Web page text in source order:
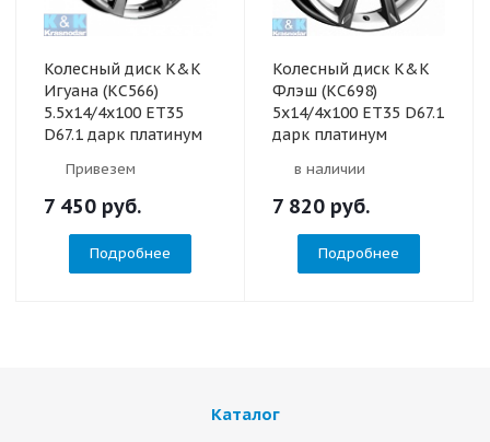
Колесный диск K&K
Игуана (КС566)
5.5x14/4x100 ET35
D67.1 дарк платинум
Привезем
7 450 руб.
Подробнее
Колесный диск K&K
Флэш (КС698)
5x14/4x100 ET35 D67.1
дарк платинум
в наличии
7 820 руб.
Подробнее
Каталог